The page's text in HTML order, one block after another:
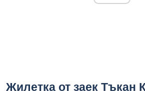
Жилетка от заек Тъкан